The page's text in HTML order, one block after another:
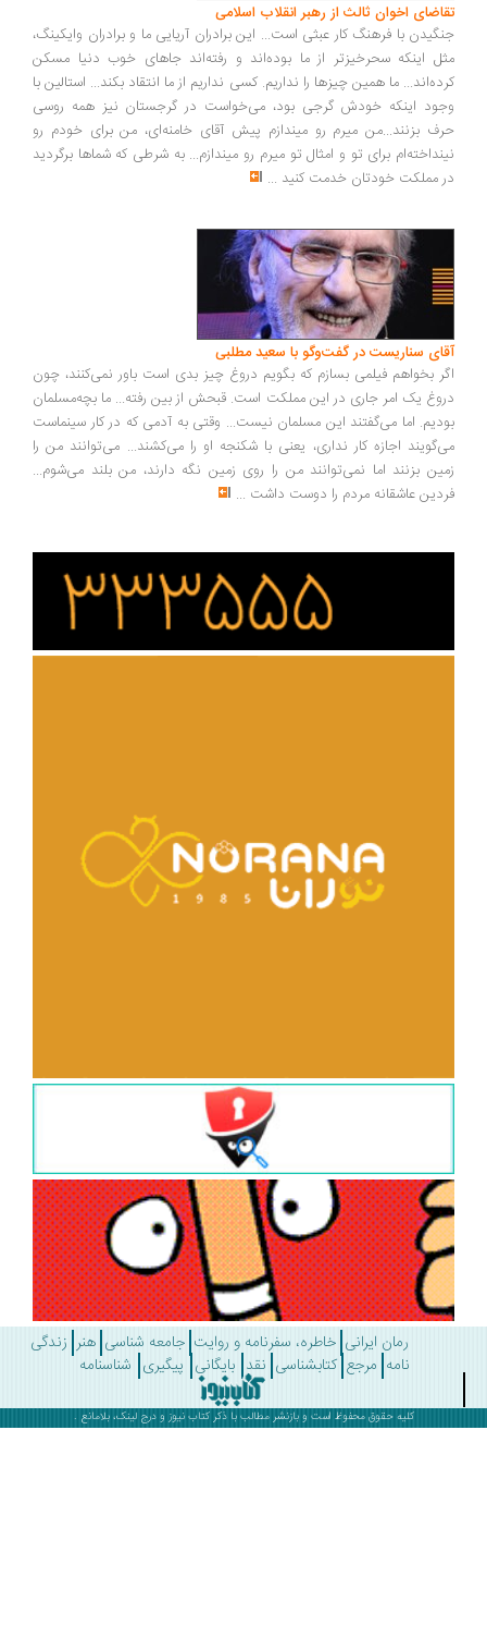
اخوان ثالث از رهبر انقلاب اسلامی
با فرهنگ کار عبثی است... این برادران آریایی ما و برادران وایکینگ،
اینکه سحرخیزتر از ما بوده‌اند و رفته‌اند جاهای خوب دنیا مسکن
ما همین چیزها را نداریم. کسی نداریم از ما انتقاد بکند... استالین با
اینکه خودش گرجی بود، می‌خواست در گرجستان نیز همه روسی
بزنند...من میرم رو میندازم پیش آقای خامنه‌ای، من برای خودم رو
برای تو و امثال تو میرم رو میندازم... به شرطی که شماها برگردید
مملکت خودتان خدمت کنید...
سناریست در گفت‌وگو با سعید مطلبی
بخواهم فیلمی بسازم که بگویم دروغ چیز بدی است باور نمی‌کنند، چون
یک امر جاری در این مملکت است. قبحش از بین رفته... ما بچه‌مسلمان
اما می‌گفتند این مسلمان نیست... وقتی به آدمی که در کار سینماست
اجازه کار نداری، یعنی با شکنجه او را می‌کشند... می‌توانند من را
بزنند اما نمی‌توانند من را روی زمین نگه دارند، من بلند می‌شوم...
عاشقانه مردم را دوست داشت ...
رمان ایرانی خاطره، سفرنامه و روایت جامعه شناسی هنر زندگی
مرجع کتابشناسی نقد بایگانی پیگیری شناسنامه
کلیه حقوق محفوظ است و بازنشر مطالب با ذکرکتاب نیوزو درج لینک، بلامانع .